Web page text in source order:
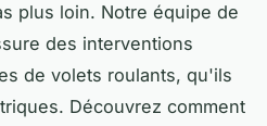
plus loin. Notre équipe de
des interventions
de volets roulants, qu'ils
Découvrez comment